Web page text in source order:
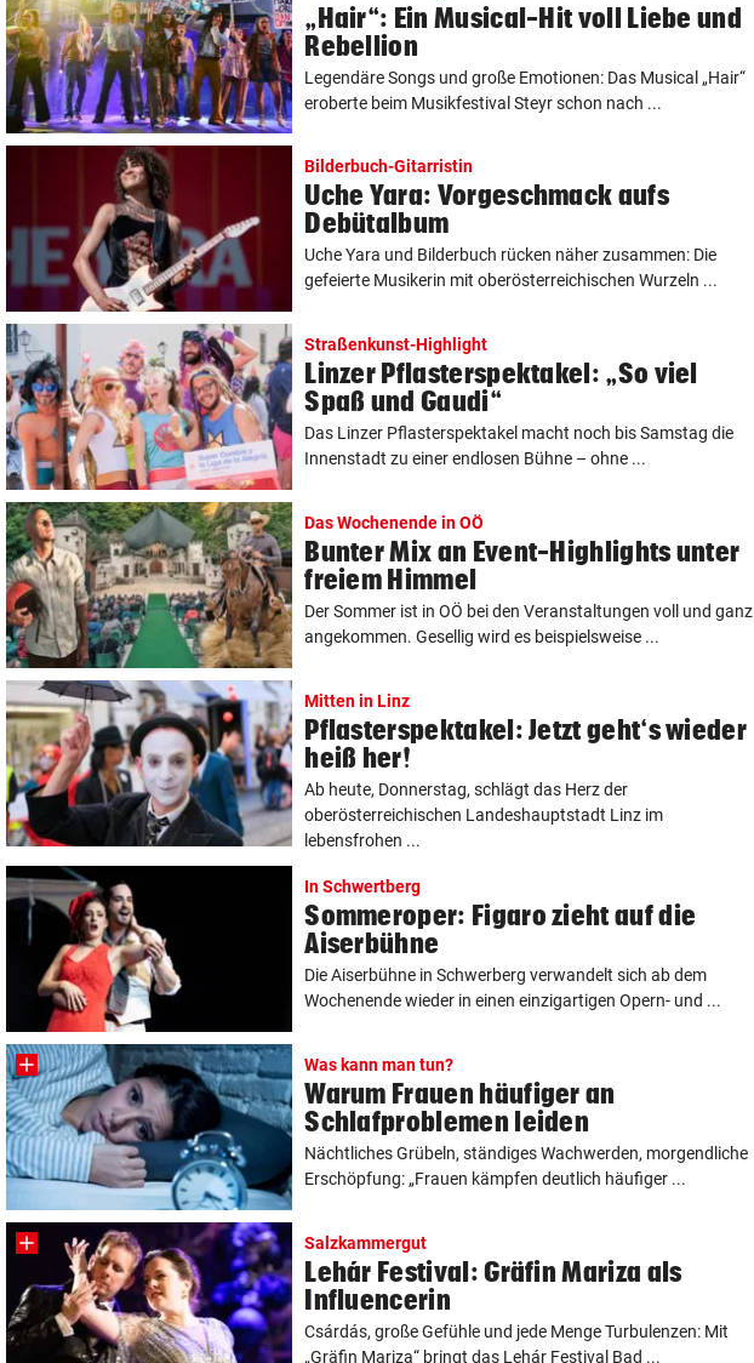
„Hair“: Ein Musical-Hit voll Liebe und
Rebellion
Legendäre Songs und große Emotionen: Das Musical „Hair“
eroberte beim Musikfestival Steyr schon nach ...
Bilderbuch-Gitarristin
Uche Yara: Vorgeschmack aufs
Debütalbum
Uche Yara und Bilderbuch rücken näher zusammen: Die
gefeierte Musikerin mit oberösterreichischen Wurzeln ...
Straßenkunst-Highlight
Linzer Pflasterspektakel: „So viel
Spaß und Gaudi“
Das Linzer Pflasterspektakel macht noch bis Samstag die
Innenstadt zu einer endlosen Bühne – ohne ...
Das Wochenende in OÖ
Bunter Mix an Event-Highlights unter
freiem Himmel
Der Sommer ist in OÖ bei den Veranstaltungen voll und ganz
angekommen. Gesellig wird es beispielsweise ...
Mitten in Linz
Pflasterspektakel: Jetzt geht‘s wieder
heiß her!
Ab heute, Donnerstag, schlägt das Herz der
oberösterreichischen Landeshauptstadt Linz im
lebensfrohen ...
In Schwertberg
Sommeroper: Figaro zieht auf die
Aiserbühne
Die Aiserbühne in Schwerberg verwandelt sich ab dem
Wochenende wieder in einen einzigartigen Opern- und ...
Was kann man tun?
Warum Frauen häufiger an
Schlafproblemen leiden
Nächtliches Grübeln, ständiges Wachwerden, morgendliche
Erschöpfung: „Frauen kämpfen deutlich häufiger ...
Salzkammergut
Lehár Festival: Gräfin Mariza als
Influencerin
Csárdás, große Gefühle und jede Menge Turbulenzen: Mit
„Gräfin Mariza“ bringt das Lehár Festival Bad ...